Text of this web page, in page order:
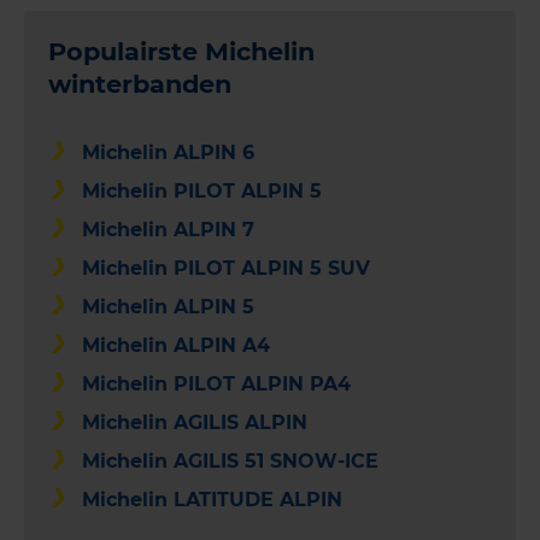
Populairste Michelin
winterbanden
Michelin ALPIN 6
Michelin PILOT ALPIN 5
Michelin ALPIN 7
Michelin PILOT ALPIN 5 SUV
Michelin ALPIN 5
Michelin ALPIN A4
Michelin PILOT ALPIN PA4
Michelin AGILIS ALPIN
Michelin AGILIS 51 SNOW-ICE
Michelin LATITUDE ALPIN